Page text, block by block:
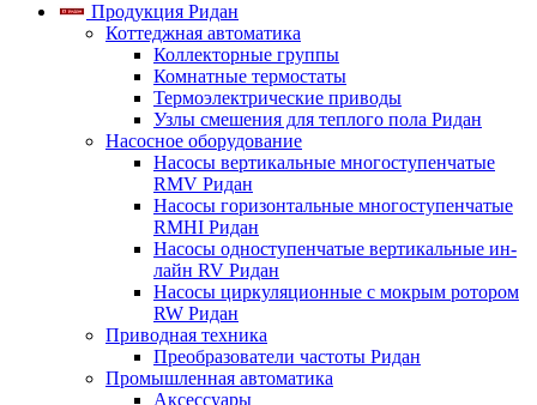
Продукция Ридан
Коттеджная автоматика
Коллекторные группы
Комнатные термостаты
Термоэлектрические приводы
Узлы смешения для теплого пола Ридан
Насосное оборудование
Насосы вертикальные многоступенчатые
RMV Ридан
Насосы горизонтальные многоступенчатые
RMHI Ридан
Насосы одноступенчатые вертикальные ин-
лайн RV Ридан
Насосы циркуляционные с мокрым ротором
RW Ридан
Приводная техника
Преобразователи частоты Ридан
Промышленная автоматика
Аксессуары